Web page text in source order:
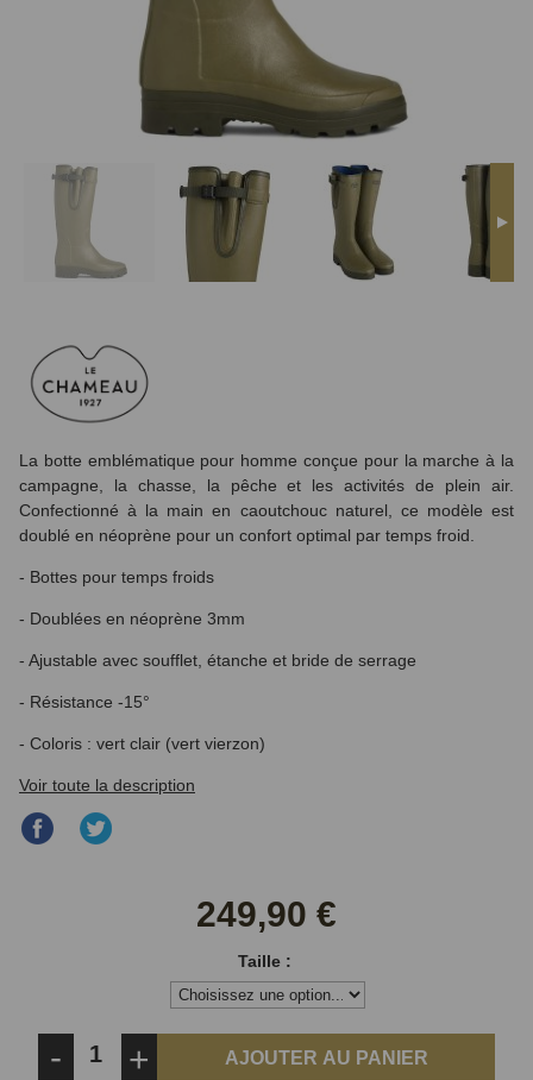
La botte emblématique pour homme conçue pour la marche à la
campagne, la chasse, la pêche et les activités de plein air.
Confectionné à la main en caoutchouc naturel, ce modèle est
doublé en néoprène pour un confort optimal par temps froid.
- Bottes pour temps froids
- Doublées en néoprène 3mm
- Ajustable avec soufflet, étanche et bride de serrage
- Résistance -15°
- Coloris : vert clair (vert vierzon)
Voir toute la description
Partager
249,90 €
Taille :
- + AJOUTER AU PANIER